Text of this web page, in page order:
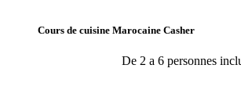
Cours de cuisine Marocaine Casher
De 2 a 6 personnes